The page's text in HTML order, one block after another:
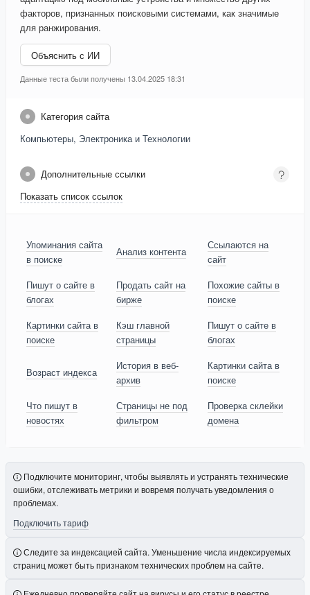
факторов, признанных поисковыми системами, как значимые
для ранжирования.
Объяснить с ИИ
Данные теста были получены 13.04.2025 18:31
Категория сайта
Компьютеры, Электроника и Технологии
Дополнительные ссылки
Показать список ссылок
Упоминания сайта
в поиске
Анализ контента
Ссылаются на
сайт
Пишут о сайте в
блогах
Продать сайт на
бирже
Похожие сайты в
поиске
Картинки сайта в
поиске
Кэш главной
страницы
Пишут о сайте в
блогах
Возраст индекса
История в веб-
архив
Картинки сайта в
поиске
Что пишут в
новостях
Страницы не под
фильтром
Проверка склейки
домена
Подключите мониторинг, чтобы выявлять и устранять технические
ошибки, отслеживать метрики и вовремя получать уведомления о
проблемах.
Подключить тариф
Следите за индексацией сайта. Уменьшение числа индексируемых
страниц может быть признаком технических проблем на сайте.